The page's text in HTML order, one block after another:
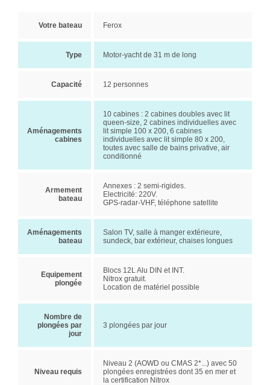
Votre bateau Ferox
Type Motor-yacht de 31 m de long
Capacité 12 personnes
Aménagements
cabines
10 cabines : 2 cabines doubles avec lit
queen-size, 2 cabines individuelles avec
lit simple 100 x 200, 6 cabines
individuelles avec lit simple 80 x 200,
toutes avec salle de bains privative, air
conditionné
Armement
bateau
Annexes : 2 semi-rigides.
Electricité: 220V.
GPS-radar-VHF, téléphone satellite
Aménagements
bateau
Salon TV, salle à manger extérieure,
sundeck, bar extérieur, chaises longues
Equipement
plongée
Blocs 12L Alu DIN et INT.
Nitrox gratuit.
Location de matériel possible
Nombre de
plongées par
jour
3 plongées par jour
Niveau requis
Niveau 2 (AOWD ou CMAS 2*...) avec 50
plongées enregistrées dont 35 en mer et
la certification Nitrox